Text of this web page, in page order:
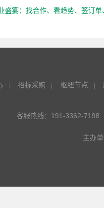
盛宴：找合作、看趋势、签订
招标采购 枢纽节点
客服热线：191-3362-7198
主办